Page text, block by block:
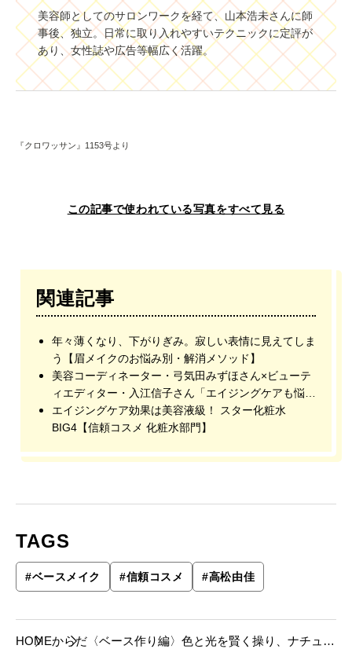
美容師としてのサロンワークを経て、山本浩未さんに師
事後、独立。日常に取り入れやすいテクニックに定評が
あり、女性誌や広告等幅広く活躍。
『クロワッサン』1153号より
この記事で使われている写真をすべて見る
関連記事
年々薄くなり、下がりぎみ。寂しい表情に見えてしま
う【眉メイクのお悩み別・解消メソッド】
美容コーディネーター・弓気田みずほさん×ビューテ
ィエディター・入江信子さん「エイジングケアも悩み
改善も。化粧水の進化が止まらない！」【信頼コスメ
化粧水部門】
エイジングケア効果は美容液級！ スター化粧水
BIG4【信頼コスメ 化粧水部門】
TAGS
#ベースメイク #信頼コスメ #高松由佳
HOMEからだ 〈ベース作り編〉色と光を賢く操り、ナチュラ